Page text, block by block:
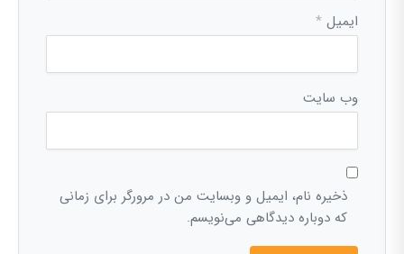
ایمیل *
وب‌ سایت
ذخیره نام، ایمیل و وبسایت من در مرورگر برای زمانی
که دوباره دیدگاهی می‌نویسم.